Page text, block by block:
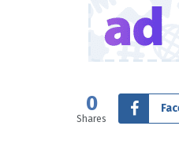
0
Shares